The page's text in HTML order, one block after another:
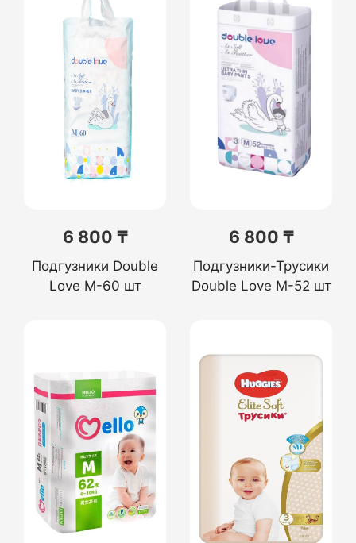
6 800 ₸
Подгузники Double
Love M-60 шт
6 800 ₸
Подгузники-Трусики
Double Love M-52 шт